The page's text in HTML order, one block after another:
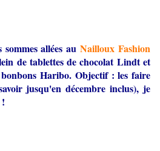
sommes allées auNailloux Fashion
de tablettes de chocolat Lindt et
Haribo. Objectif : les faire
jusqu'en décembre inclus), je